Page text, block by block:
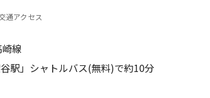
通アクセス
線
谷駅」シャトルバス(無料)で約10分